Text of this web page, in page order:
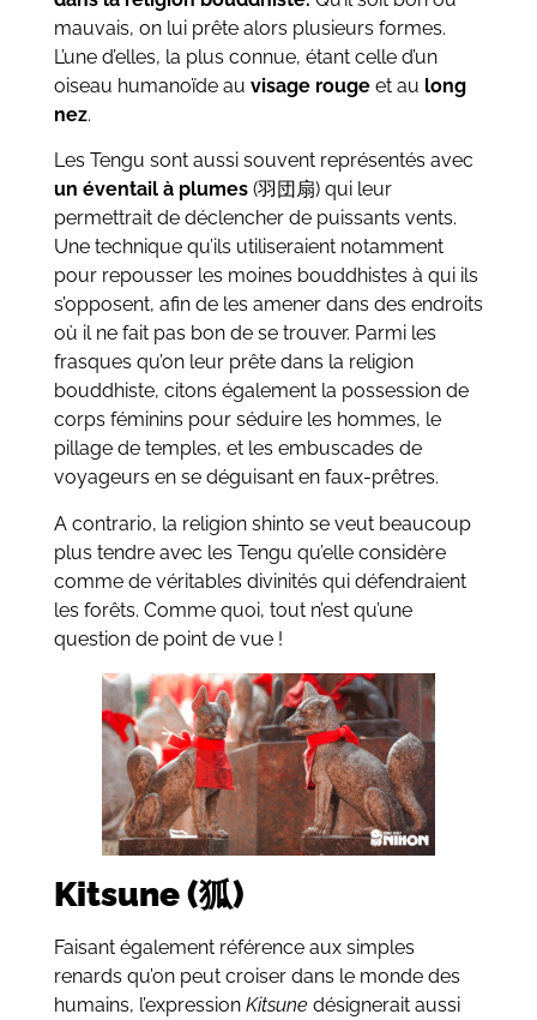
mauvais, on lui prête alors plusieurs formes.
L’une d’elles, la plus connue, étant celle d’un
oiseau humanoïde au visage rougeet au long
nez.
Les Tengu sont aussi souvent représentés avec
un éventail à plumes (羽団扇) qui leur
permettrait de déclencher de puissants vents.
Une technique qu’ils utiliseraient notamment
pour repousser les moines bouddhistes à qui ils
s’opposent, afin de les amener dans des endroits
où il ne fait pas bon de se trouver. Parmi les
frasques qu’on leur prête dans la religion
bouddhiste, citons également la possession de
corps féminins pour séduire les hommes, le
pillage de temples, et les embuscades de
voyageurs en se déguisant en faux-prêtres.
A contrario, la religion shinto se veut beaucoup
plus tendre avec les Tengu qu’elle considère
comme de véritables divinités qui défendraient
les forêts. Comme quoi, tout n’est qu’une
question de point de vue !
Kitsune (狐)
Faisant également référence aux simples
renards qu’on peut croiser dans le monde des
humains, l’expression Kitsune désignerait aussi